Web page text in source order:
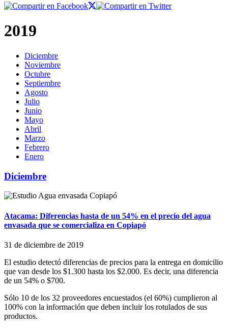
2019
Diciembre
Noviembre
Octubre
Septiembre
Agosto
Julio
Junio
Mayo
Abril
Marzo
Febrero
Enero
Diciembre
Atacama: Diferencias hasta de un 54% en el precio del agua
envasada que se comercializa en Copiapó
31 de diciembre de 2019
El estudio detectó diferencias de precios para la entrega en domicilio
que van desde los $1.300 hasta los $2.000. Es decir, una diferencia
de un 54% o $700.
Sólo 10 de los 32 proveedores encuestados (el 60%) cumplieron al
100% con la información que deben incluir los rotulados de sus
productos.